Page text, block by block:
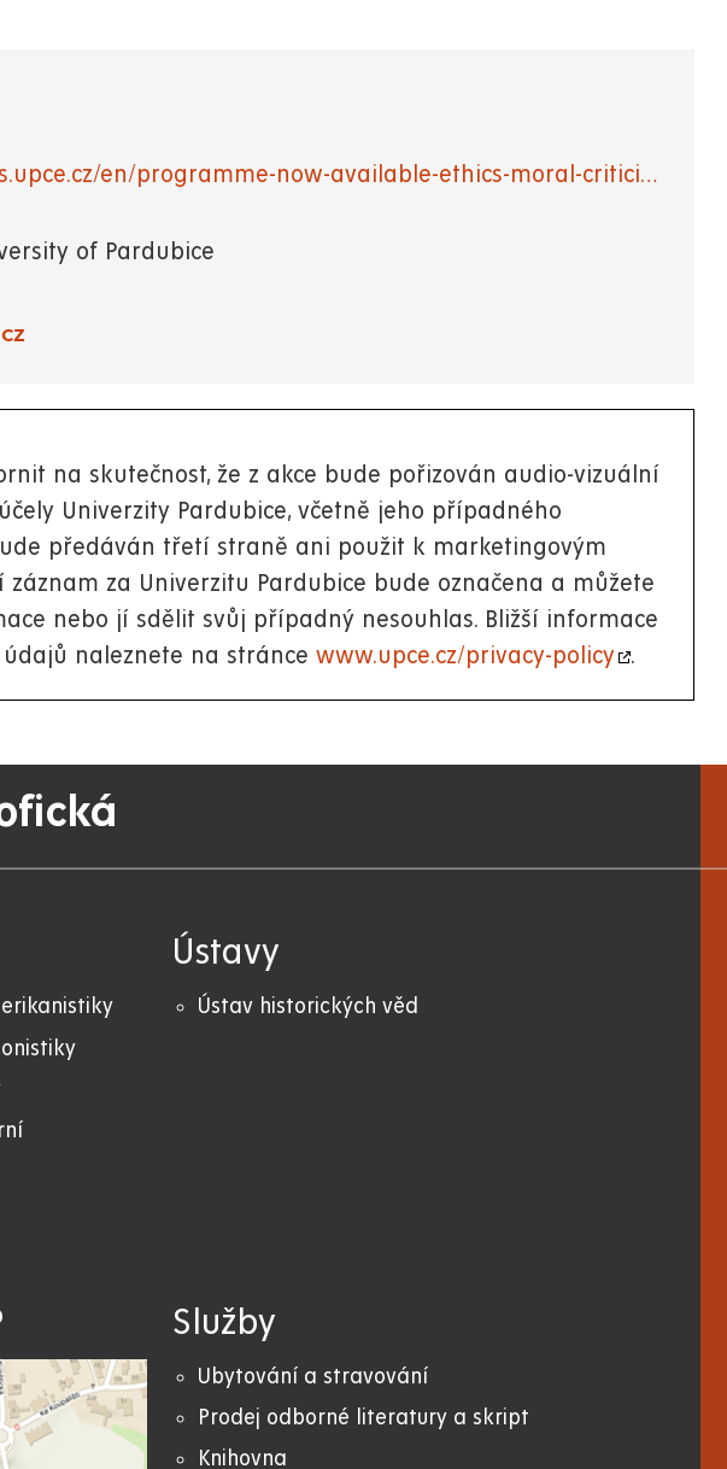
en/programme-now-available-ethics-moral-critici…
of Pardubice
na skutečnost, že z akce bude pořizován audio-vizuální
Univerzity Pardubice, včetně jeho případného
předáván třetí straně ani použit k marketingovým
záznam za Univerzitu Pardubice bude označena a můžete
nebo jí sdělit svůj případný nesouhlas. Bližší informace
naleznete na stránce www.upce.cz/privacy-policy .
Ústavy
Ústav historických věd
Služby
Ubytování a stravování
Prodej odborné literatury a skript
Knihovna